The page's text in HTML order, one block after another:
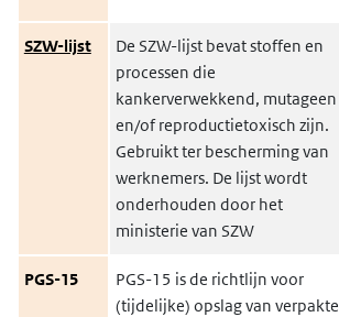
SZW-lijst
De SZW-lijst bevat stoffen en
processen die
kankerverwekkend, mutageen
en/of reproductietoxisch zijn.
Gebruikt ter bescherming van
werknemers. De lijst wordt
onderhouden door het
ministerie van SZW
PGS-15
PGS-15 is de richtlijn voor
(tijdelijke) opslag van verpakte